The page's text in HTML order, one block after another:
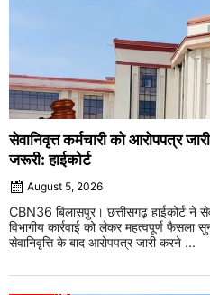
सेवानिवृत्त कर्मचारी को आरोपपत्र
जरूरी: हाईकोर्ट
August 5, 2026
CBN36 बिलासपुर। छत्तीसगढ़ हाईकोर्ट ने
विभागीय कार्रवाई को लेकर महत्वपूर्ण फैसला
सेवानिवृत्ति के बाद आरोपपत्र जारी करने ...